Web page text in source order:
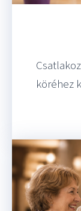
köréhez